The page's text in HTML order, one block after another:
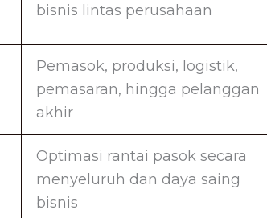
bisnis lintas perusahaan
Pemasok, produksi, logistik,
pemasaran, hingga pelanggan
akhir
Optimasi rantai pasok secara
menyeluruh dan daya saing
bisnis